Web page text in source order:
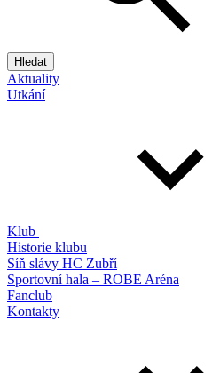
Hledat
Aktuality
Utkání
Klub
Historie klubu
Síň slávy HC Zubří
Sportovní hala – ROBE Aréna
Fanclub
Kontakty